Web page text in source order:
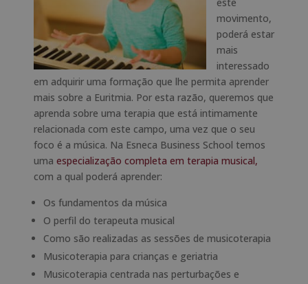
este
movimento,
poderá estar
mais
interessado
em adquirir uma formação que lhe permita aprender
mais sobre a Euritmia. Por esta razão, queremos que
aprenda sobre uma terapia que está intimamente
relacionada com este campo, uma vez que o seu
foco é a música. Na Esneca Business School temos
uma especialização completa em terapia musical,
com a qual poderá aprender:
Os fundamentos da música
O perfil do terapeuta musical
Como são realizadas as sessões de musicoterapia
Musicoterapia para crianças e geriatria
Musicoterapia centrada nas perturbações e